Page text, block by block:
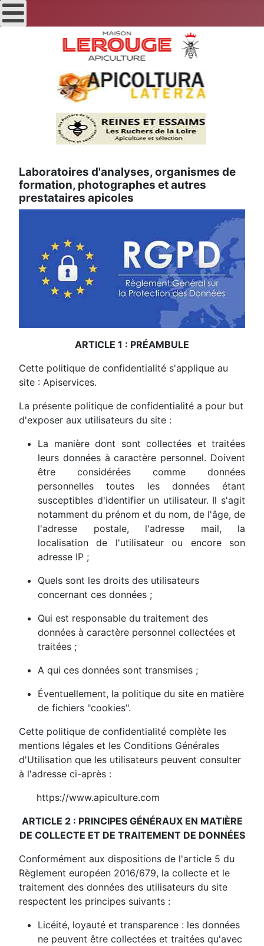
Laboratoires d'analyses, organismes de
formation, photographes et autres
prestataires apicoles
ARTICLE 1 : PRÉAMBULE
Cette politique de confidentialité s'applique au
site : Apiservices.
La présente politique de confidentialité a pour but
d'exposer aux utilisateurs du site :
La manière dont sont collectées et traitées
leurs données à caractère personnel. Doivent
être considérées comme données
personnelles toutes les données étant
susceptibles d'identifier un utilisateur. Il s'agit
notamment du prénom et du nom, de l'âge, de
l'adresse postale, l'adresse mail, la
localisation de l'utilisateur ou encore son
adresse IP ;
Quels sont les droits des utilisateurs
concernant ces données ;
Qui est responsable du traitement des
données à caractère personnel collectées et
traitées ;
A qui ces données sont transmises ;
Éventuellement, la politique du site en matière
de fichiers "cookies".
Cette politique de confidentialité complète les
mentions légales et les Conditions Générales
d'Utilisation que les utilisateurs peuvent consulter
à l'adresse ci-après :
https://www.apiculture.com
ARTICLE 2 : PRINCIPES GÉNÉRAUX EN MATIÈRE
DE COLLECTE ET DE TRAITEMENT DE DONNÉES
Conformément aux dispositions de l'article 5 du
Règlement européen 2016/679, la collecte et le
traitement des données des utilisateurs du site
respectent les principes suivants :
Licéité, loyauté et transparence : les données
ne peuvent être collectées et traitées qu'avec